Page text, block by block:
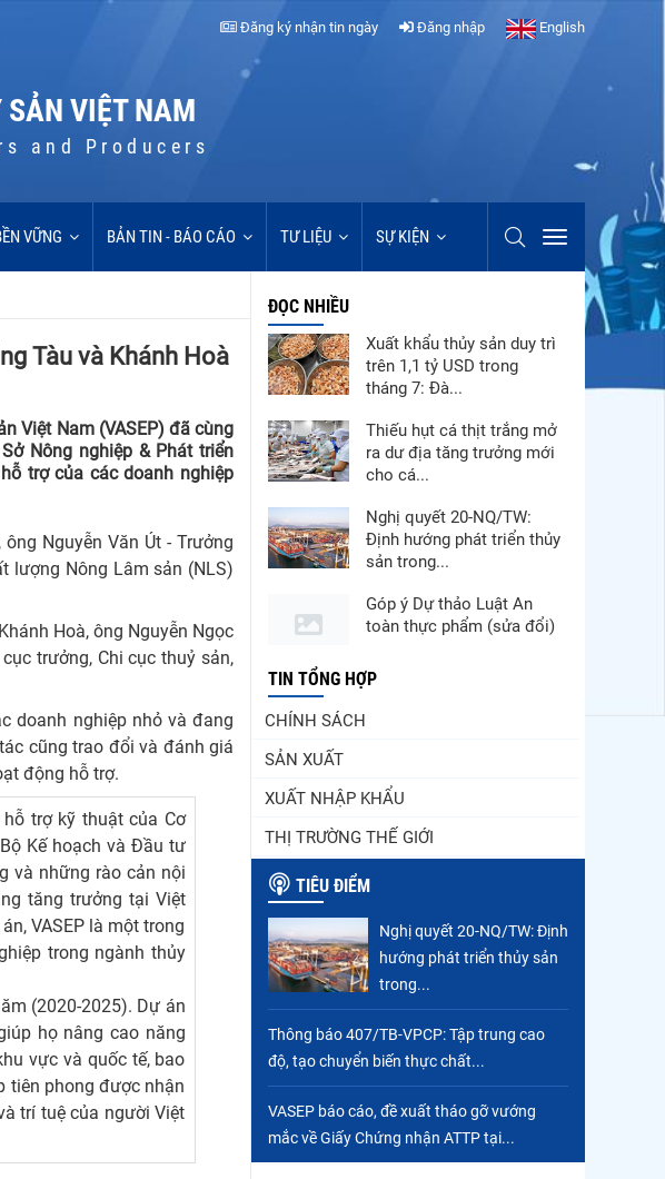
Đăng ký nhận tin ngày Đăng nhập English
SẢN VIỆT NAM
and Producers
VỮNG BẢN TIN - BÁO CÁO TƯ LIỆU SỰ KIỆN
Tàu và Khánh Hoà
Việt Nam (VASEP) đã cùng
Nông nghiệp & Phát triển
trợ của các doanh nghiệp
Nguyễn Văn Út - Trưởng
lượng Nông Lâm sản (NLS)
Hoà, ông Nguyễn Ngọc
trưởng, Chi cục thuỷ sản,
doanh nghiệp nhỏ và đang
cũng trao đổi và đánh giá
động hỗ trợ.
trợ kỹ thuật của Cơ
Kế hoạch và Đầu tư
và những rào cản nội
tăng trưởng tại Việt
VASEP là một trong
trong ngành thủy
(2020-2025). Dự án
họ nâng cao năng
vực và quốc tế, bao
tiên phong được nhận
trí tuệ của người Việt
ĐỌC NHIỀU
Xuất khẩu thủy sản duy trì
trên 1,1 tỷ USD trong
tháng 7: Đà...
Thiếu hụt cá thịt trắng mở
ra dư địa tăng trưởng mới
cho cá...
Nghị quyết 20-NQ/TW:
Định hướng phát triển thủy
sản trong...
Góp ý Dự thảo Luật An
toàn thực phẩm (sửa đổi)
Thuế Mục 301 và bài toán
Cổ phần Thương mại Sim
Ba gia nhập...
tăng
Nhập khẩu tôm của Mỹ
phục hồi trong tháng
5/2026
Trung Quốc tăng mạnh
nhập khẩu mực, trong khi
nguồn cung...
Điểm tin thủy sản thế giới
ngày 3/8/2026
TIN TỔNG HỢP
CHÍNH SÁCH
SẢN XUẤT
XUẤT NHẬP KHẨU
THỊ TRƯỜNG THẾ GIỚI
TIÊU ĐIỂM
Nghị quyết 20-NQ/TW: Định
hướng phát triển thủy sản
trong...
Thông báo 407/TB-VPCP: Tập trung cao
độ, tạo chuyển biến thực chất...
VASEP báo cáo, đề xuất tháo gỡ vướng
mắc về Giấy Chứng nhận ATTP tại...